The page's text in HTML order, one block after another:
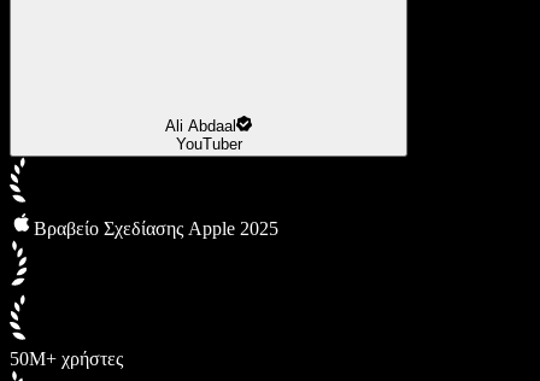
Ali Abdaal
YouTuber
Βραβείο Σχεδίασης Apple 2025
50M+ χρήστες